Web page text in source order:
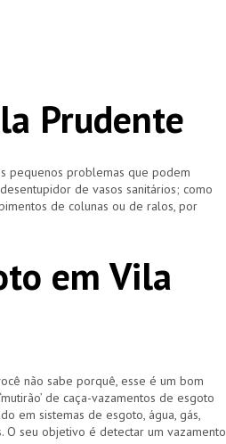
Prudente
pequenos problemas que podem
de vasos sanitários; como
de colunas ou de ralos, por
em Vila
não sabe porquê, esse é um bom
de caça-vazamentos de esgoto
em sistemas de esgoto, água, gás,
O seu objetivo é detectar um vazamento